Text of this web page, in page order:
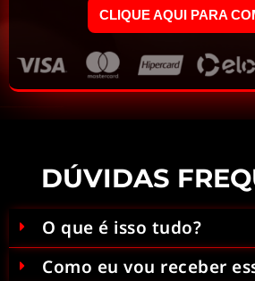
CLIQUE AQUI PARA
DÚVIDAS
O que é isso tudo?
Como eu vou receber